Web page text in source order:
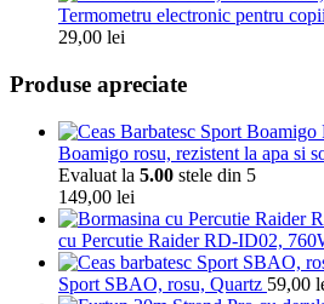
Termometru electronic pentru
29,00 lei
Produse apreciate
Boamigo rosu, rezistent la apa si
Evaluat la 5.00 stele din 5
149,00 lei
cu Percutie Raider RD-ID02,
Sport SBAO, rosu, Quartz 59,00